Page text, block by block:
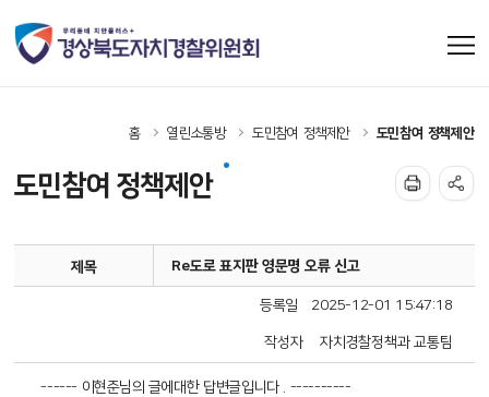
홈 열린소통방 도민참여 정책제안 도민참여 정책제안
도민참여 정책제안
제목 Re도로 표지판 영문명 오류 신고
등록일 2025-12-01 15:47:18
작성자 자치경찰정책과 교통팀
------ 이현준님의 글에대한 답변글입니다 . ----------